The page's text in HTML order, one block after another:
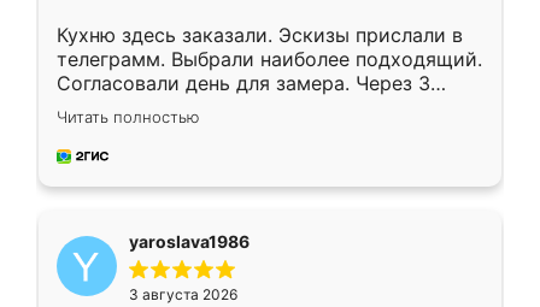
Кухню здесь заказали. Эскизы прислали в
телеграмм. Выбрали наиболее подходящий.
Согласовали день для замера. Через 3
недели кухня была уже готова. Остались
довольны работой. Спасибо Ренессанс
мебель за качественную работу!
Читать полностью
yaroslava1986
3 августа 2026